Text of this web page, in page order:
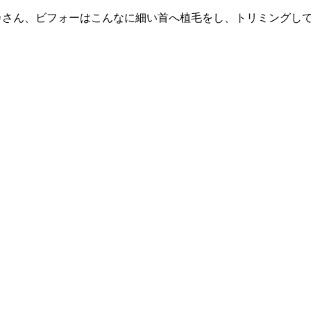
さん、ビフォーはこんなに細い首へ植毛をし、トリミングし